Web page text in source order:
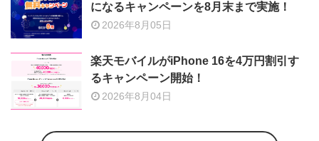
になるキャンペーンを8月末まで実施！
2026年8月05日
楽天モバイルがiPhone 16を4万円割引す
るキャンペーン開始！
2026年8月04日